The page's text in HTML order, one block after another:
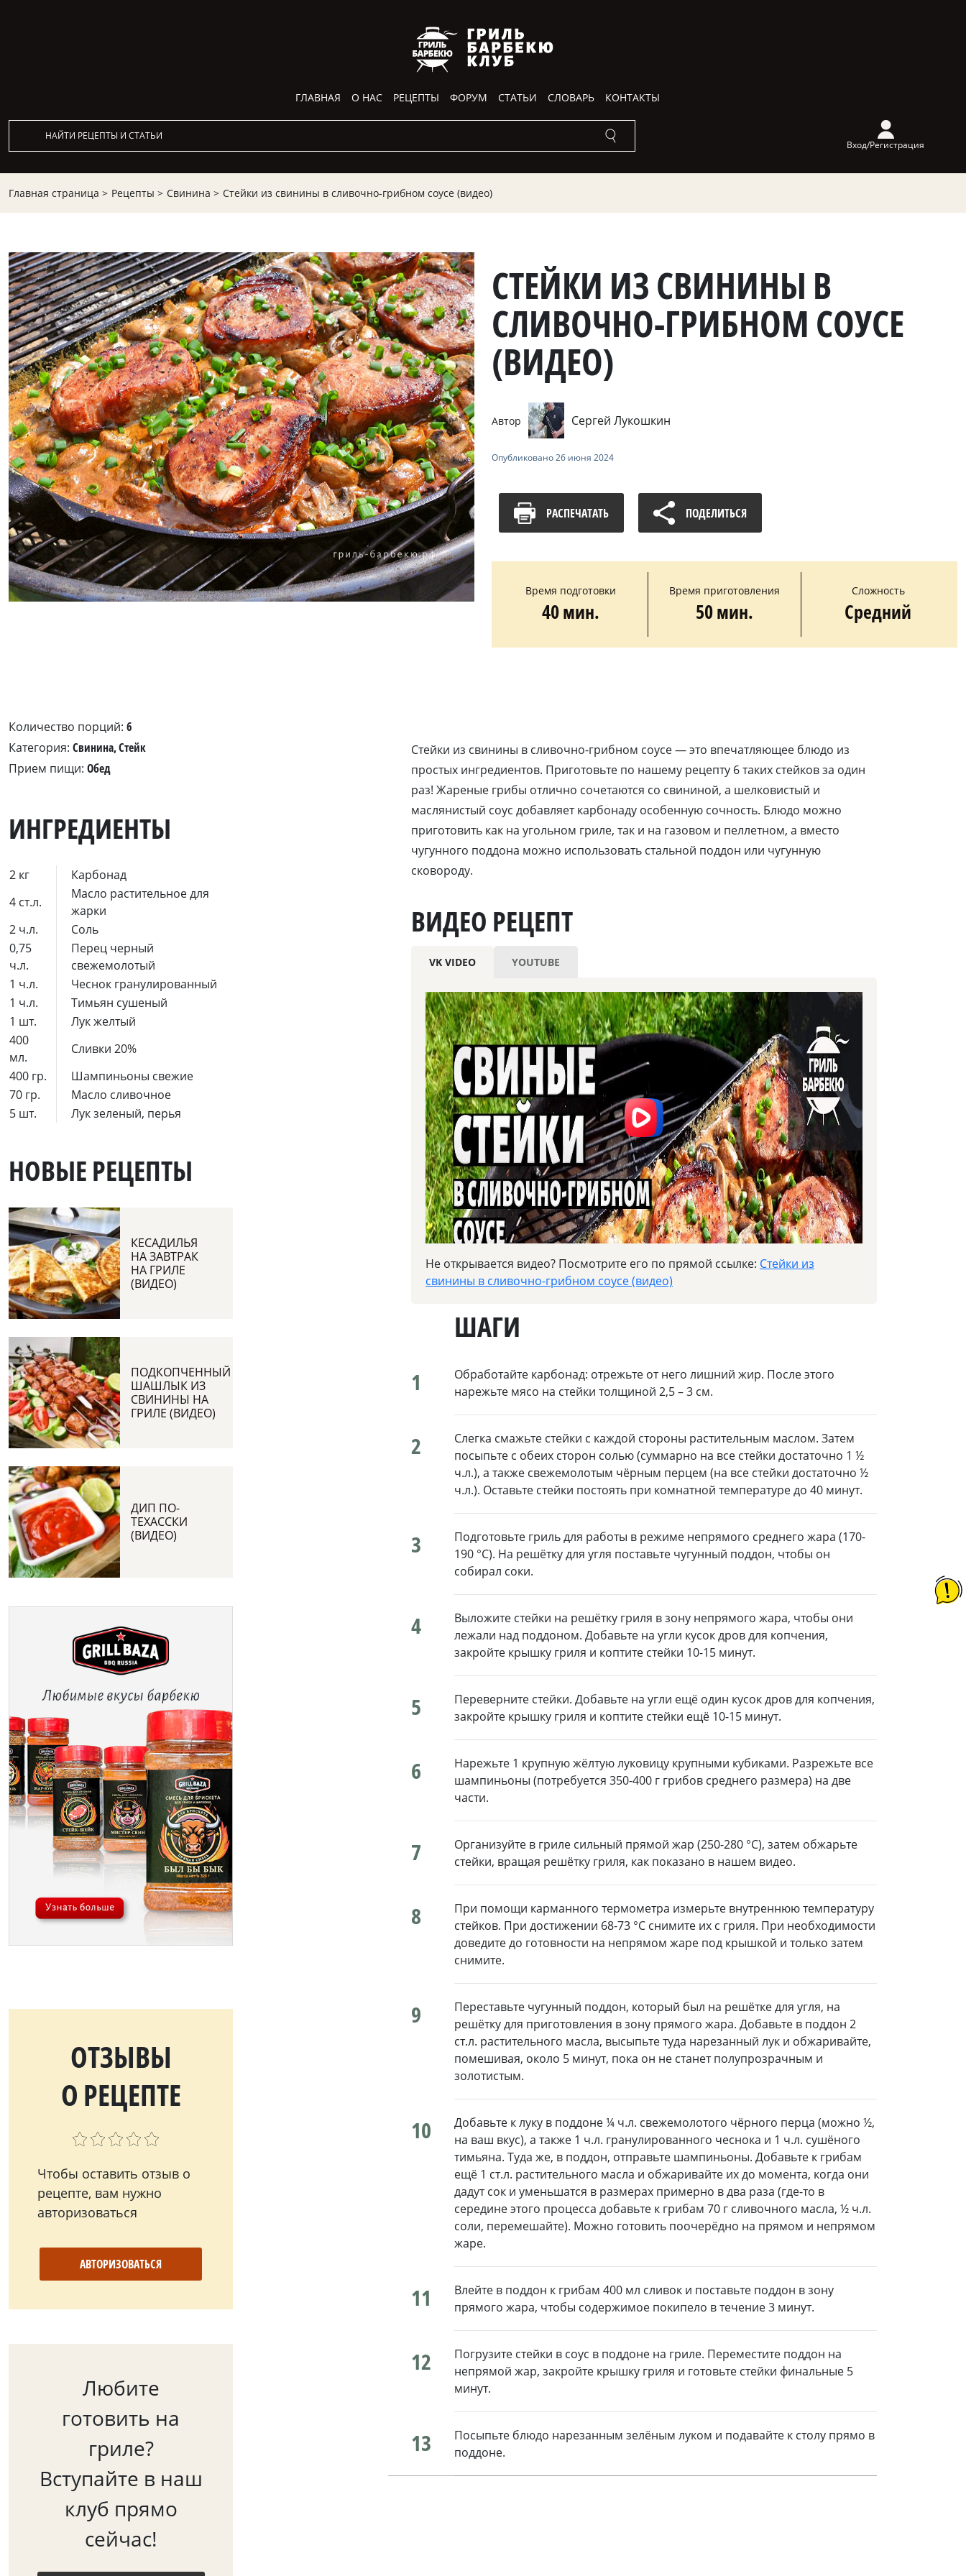
ГЛАВНАЯ О НАС РЕЦЕПТЫ ФОРУМ СТАТЬИ СЛОВАРЬ КОНТАКТЫ
Вход/Регистрация
Главная страница > Рецепты > Свинина > Стейки из свинины в сливочно-грибном соусе (видео)
СТЕЙКИ ИЗ СВИНИНЫ В
СЛИВОЧНО-ГРИБНОМ СОУСЕ
(ВИДЕО)
Автор Сергей Лукошкин
Опубликовано26 июня 2024
РАСПЕЧАТАТЬ ПОДЕЛИТЬСЯ
Время подготовки
40 мин.
Время приготовления
50 мин.
Сложность
Средний
Количество порций: 6
Категория: Свинина, Стейк
Прием пищи: Обед
ИНГРЕДИЕНТЫ
2 кг
Карбонад
4 ст.л.
Масло растительное для
жарки
2 ч.л.
Соль
0,75
ч.л.
Перец черный
свежемолотый
1 ч.л.
Чеснок гранулированный
1 ч.л.
Тимьян сушеный
1 шт.
Лук желтый
400
мл.
Сливки 20%
400 гр.
Шампиньоны свежие
70 гр.
Масло сливочное
5 шт.
Лук зеленый, перья
НОВЫЕ РЕЦЕПТЫ
КЕСАДИЛЬЯ
НА ЗАВТРАК
НА ГРИЛЕ
(ВИДЕО)
ПОДКОПЧЕННЫЙ
ШАШЛЫК ИЗ
СВИНИНЫ НА
ГРИЛЕ (ВИДЕО)
ДИП ПО-
ТЕХАССКИ
(ВИДЕО)
ОТЗЫВЫ
О РЕЦЕПТЕ
Чтобы оставить отзыв о
рецепте, вам нужно
авторизоваться
АВТОРИЗОВАТЬСЯ
Любите
готовить на
гриле?
Вступайте в наш
клуб прямо
сейчас!
Стейки из свинины в сливочно-грибном соусе — это впечатляющее блюдо из
простых ингредиентов. Приготовьте по нашему рецепту 6 таких стейков за один
раз! Жареные грибы отлично сочетаются со свининой, а шелковистый и
маслянистый соус добавляет карбонаду особенную сочность. Блюдо можно
приготовить как на угольном гриле, так и на газовом и пеллетном, а вместо
чугунного поддона можно использовать стальной поддон или чугунную
сковороду.
ВИДЕО РЕЦЕПТ
VK VIDEO YOUTUBE
Не открывается видео? Посмотрите его по прямой ссылке: Стейки из
свинины в сливочно-грибном соусе (видео)
ШАГИ
1
Обработайте карбонад: отрежьте от него лишний жир. После этого
нарежьте мясо на стейки толщиной 2,5 – 3 см.
2
Слегка смажьте стейки с каждой стороны растительным маслом. Затем
посыпьте с обеих сторон солью (суммарно на все стейки достаточно 1 ½
ч.л.), а также свежемолотым чёрным перцем (на все стейки достаточно ½
ч.л.). Оставьте стейки постоять при комнатной температуре до 40 минут.
3
Подготовьте гриль для работы в режиме непрямого среднего жара (170-
190 °С). На решётку для угля поставьте чугунный поддон, чтобы он
собирал соки.
4
Выложите стейки на решётку гриля в зону непрямого жара, чтобы они
лежали над поддоном. Добавьте на угли кусок дров для копчения,
закройте крышку гриля и коптите стейки 10-15 минут.
5
Переверните стейки. Добавьте на угли ещё один кусок дров для копчения,
закройте крышку гриля и коптите стейки ещё 10-15 минут.
6
Нарежьте 1 крупную жёлтую луковицу крупными кубиками. Разрежьте все
шампиньоны (потребуется 350-400 г грибов среднего размера) на две
части.
7
Организуйте в гриле сильный прямой жар (250-280 °С), затем обжарьте
стейки, вращая решётку гриля, как показано в нашем видео.
8
При помощи карманного термометра измерьте внутреннюю температуру
стейков. При достижении 68-73 °С снимите их с гриля. При необходимости
доведите до готовности на непрямом жаре под крышкой и только затем
снимите.
9
Переставьте чугунный поддон, который был на решётке для угля, на
решётку для приготовления в зону прямого жара. Добавьте в поддон 2
ст.л. растительного масла, высыпьте туда нарезанный лук и обжаривайте,
помешивая, около 5 минут, пока он не станет полупрозрачным и
золотистым.
10
Добавьте к луку в поддоне ¼ ч.л. свежемолотого чёрного перца (можно ½,
на ваш вкус), а также 1 ч.л. гранулированного чеснока и 1 ч.л. сушёного
тимьяна. Туда же, в поддон, отправьте шампиньоны. Добавьте к грибам
ещё 1 ст.л. растительного масла и обжаривайте их до момента, когда они
дадут сок и уменьшатся в размерах примерно в два раза (где-то в
середине этого процесса добавьте к грибам 70 г сливочного масла, ½ ч.л.
соли, перемешайте). Можно готовить поочерёдно на прямом и непрямом
жаре.
11
Влейте в поддон к грибам 400 мл сливок и поставьте поддон в зону
прямого жара, чтобы содержимое покипело в течение 3 минут.
12
Погрузите стейки в соус в поддоне на гриле. Переместите поддон на
непрямой жар, закройте крышку гриля и готовьте стейки финальные 5
минут.
13
Посыпьте блюдо нарезанным зелёным луком и подавайте к столу прямо в
поддоне.